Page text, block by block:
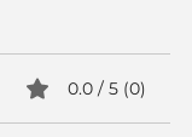
0.0 / 5 (0)